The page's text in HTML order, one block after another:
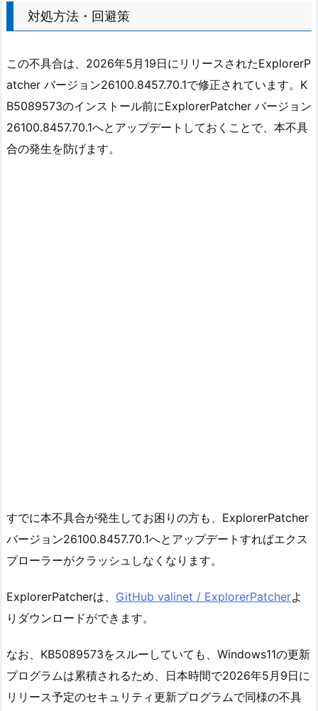
対処方法・回避策
この不具合は、2026年5月19日にリリースされたExplorerP
atcher バージョン26100.8457.70.1で修正されています。K
B5089573のインストール前にExplorerPatcher バージョン
26100.8457.70.1へとアップデートしておくことで、本不具
合の発生を防げます。
すでに本不具合が発生してお困りの方も、ExplorerPatcher
バージョン26100.8457.70.1へとアップデートすればエクス
プローラーがクラッシュしなくなります。
ExplorerPatcherは、 GitHub valinet / ExplorerPatcherよ
りダウンロードができます。
なお、KB5089573をスルーしていても、Windows11の更新
プログラムは累積されるため、日本時間で2026年5月9日に
リリース予定のセキュリティ更新プログラムで同様の不具